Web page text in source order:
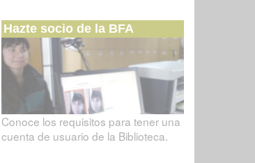
Hazte socio de la BFA
Conoce los requisitos para tener una
cuenta de usuario de la Biblioteca.